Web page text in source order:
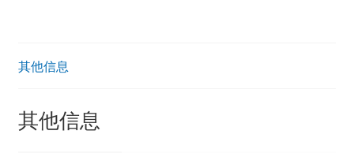
其他信息
其他信息